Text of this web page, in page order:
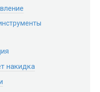
накидка